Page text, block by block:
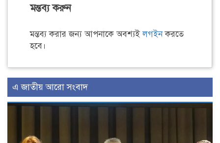
মন্তব্য করুন
মন্তব্য করার জন্য আপনাকে অবশ্যইলগইনকরতে
হবে।
এ জাতীয় আরো সংবাদ